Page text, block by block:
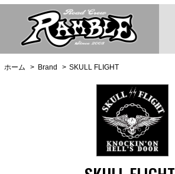
ホーム > Brand > SKULL FLIGHT